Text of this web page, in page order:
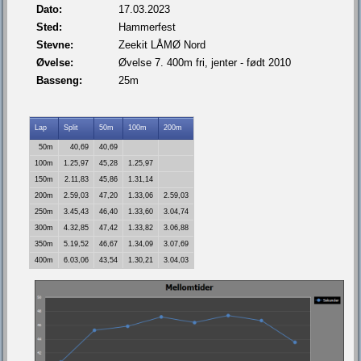
Dato:
17.03.2023
Sted:
Hammerfest
Stevne:
Zeekit LÅMØ Nord
Øvelse:
Øvelse 7. 400m fri, jenter - født 2010
Basseng:
25m
Lap Split 50m 100m 200m
50m 40,69
40,69
100m
1.25,97 45,28
1.25,97
150m
2.11,83 45,86
1.31,14
200m
2.59,03 47,20 1.33,06
2.59,03
250m
3.45,43 46,40 1.33,60
3.04,74
300m
4.32,85 47,42 1.33,82
3.06,88
350m
5.19,52 46,67 1.34,09
3.07,69
400m
6.03,06 43,54 1.30,21 3.04,03